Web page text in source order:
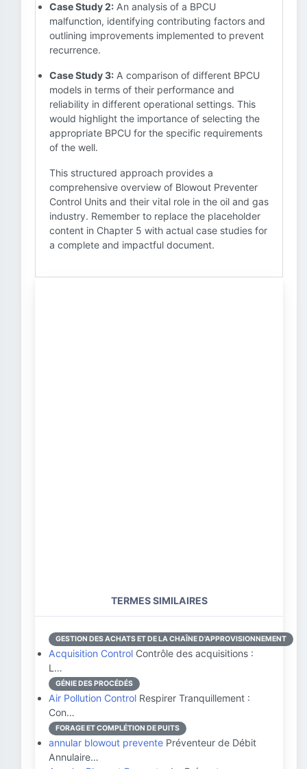
Case Study 2: An analysis of a BPCU
malfunction, identifying contributing factors and
outlining improvements implemented to prevent
recurrence.
Case Study 3: A comparison of different BPCU
models in terms of their performance and
reliability in different operational settings. This
would highlight the importance of selecting the
appropriate BPCU for the specific requirements
of the well.
This structured approach provides a
comprehensive overview of Blowout Preventer
Control Units and their vital role in the oil and gas
industry. Remember to replace the placeholder
content in Chapter 5 with actual case studies for
a complete and impactful document.
TERMES SIMILAIRES
GESTION DES ACHATS ET DE LA CHAÎNE D'APPROVISIONNEMENT
Acquisition Control Contrôle des acquisitions :
L…
GÉNIE DES PROCÉDÉS
Air Pollution Control Respirer Tranquillement :
Con…
FORAGE ET COMPLÉTION DE PUITS
annular blowout prevente Préventeur de Débit
Annulaire…